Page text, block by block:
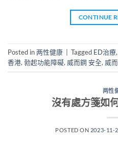
CONTINUE
Posted in两性健康 Tagged ED治療,
香港,勃起功能障礙, 威而鋼 安全, 威
两性
沒有處方箋如
POSTED ON 2023-11-